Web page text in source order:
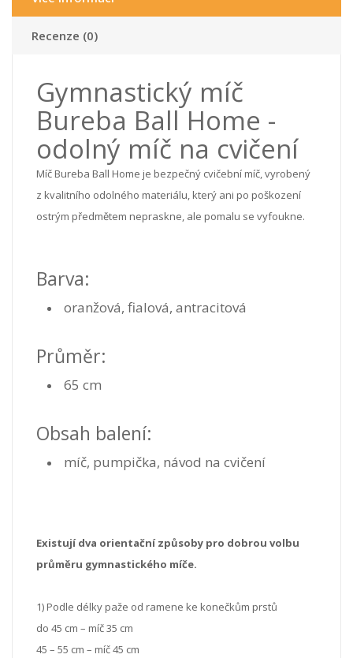
Recenze (0)
Gymnastický míč
Bureba Ball Home -
odolný míč na cvičení
Míč Bureba Ball Home je bezpečný cvičební míč, vyrobený
z kvalitního odolného materiálu, který ani po poškození
ostrým předmětem nepraskne, ale pomalu se vyfoukne.
Barva:
oranžová, fialová, antracitová
Průměr:
65 cm
Obsah balení:
míč, pumpička, návod na cvičení
Existují dva orientační způsoby pro dobrou volbu
průměru gymnastického míče.
1) Podle délky paže od ramene ke konečkům prstů
do 45 cm – míč 35 cm
45 – 55 cm – míč 45 cm